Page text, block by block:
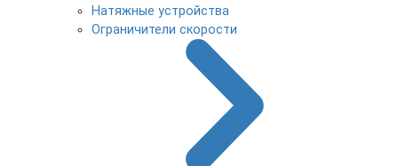
Натяжные устройства
Ограничители скорости